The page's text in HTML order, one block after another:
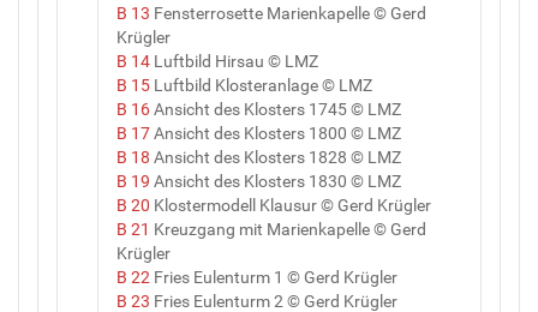
B 13 Fensterrosette Marienkapelle © Gerd
Krügler
B 14 Luftbild Hirsau © LMZ
B 15 Luftbild Klosteranlage © LMZ
B 16Ansicht des Klosters 1745 © LMZ
B 17Ansicht des Klosters 1800 © LMZ
B 18 Ansicht des Klosters 1828 © LMZ
B 19 Ansicht des Klosters 1830 © LMZ
B 20 Klostermodell Klausur © Gerd Krügler
B 21 Kreuzgang mit Marienkapelle © Gerd
Krügler
B 22 Fries Eulenturm 1 © Gerd Krügler
B 23 Fries Eulenturm 2 © Gerd Krügler